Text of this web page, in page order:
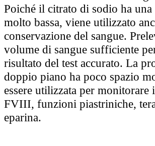
Poiché il citrato di sodio ha una
molto bassa, viene utilizzato
conservazione del sangue.
volume di sangue sufficiente
risultato del test accurato. La
doppio piano ha poco spazio
essere utilizzata per monitorare
FVIII, funzioni piastriniche,
eparina.